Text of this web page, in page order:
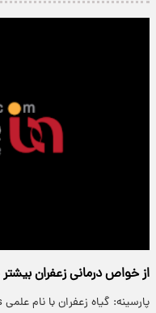
از خواص درمانی زعفران بیشتر